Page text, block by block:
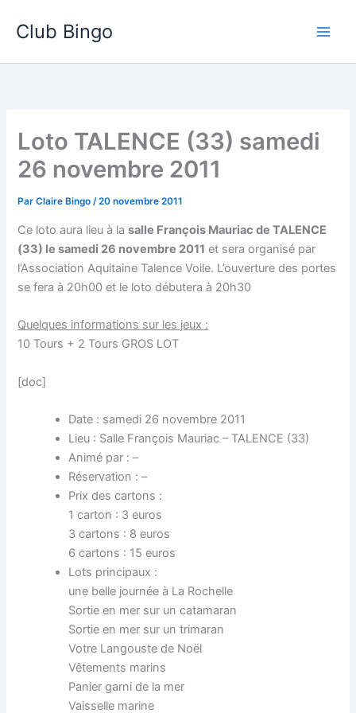
Club Bingo
Loto TALENCE (33) samedi
26 novembre 2011
ParClaire Bingo/20 novembre 2011
Ce loto aura lieu à lasalle François Mauriac de TALENCE
(33) le samedi 26 novembre 2011 et sera organisé par
l’Association Aquitaine Talence Voile. L’ouverture des portes
se fera à 20h00 et le loto débutera à 20h30
Quelques informations sur les jeux :
10 Tours + 2 Tours GROS LOT
[doc]
Date : samedi 26 novembre 2011
Lieu : Salle François Mauriac – TALENCE (33)
Animé par : –
Réservation : –
Prix des cartons :
1 carton : 3 euros
3 cartons : 8 euros
6 cartons : 15 euros
Lots principaux :
une belle journée à La Rochelle
Sortie en mer sur un catamaran
Sortie en mer sur un trimaran
Votre Langouste de Noël
Vêtements marins
Panier garni de la mer
Vaisselle marine